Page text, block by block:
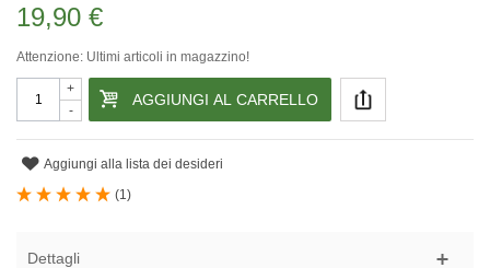
19,90 €
Attenzione: Ultimi articoli in magazzino!
-
+
AGGIUNGI AL CARRELLO
Aggiungi alla lista dei desideri
(1 )
Dettagli